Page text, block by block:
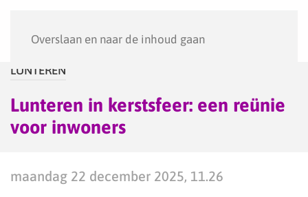
Overslaan en naar de inhoud gaan
LUNTEREN
Lunteren in kerstsfeer: een reünie
voor inwoners
maandag 22 december 2025, 11.26